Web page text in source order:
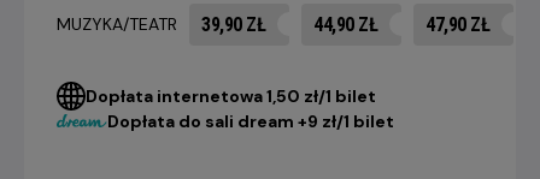
MUZYKA/TEATR 39,90 ZŁ 44,90 ZŁ 47,90 ZŁ
Dopłata internetowa 1,50 zł/1 bilet
Dopłata do sali dream +9 zł/1 bilet